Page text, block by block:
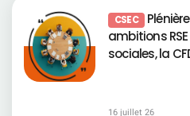
CSEC
ambitions
sociales, la
16 juillet 26